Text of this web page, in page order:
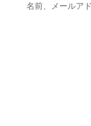
名前、メールア